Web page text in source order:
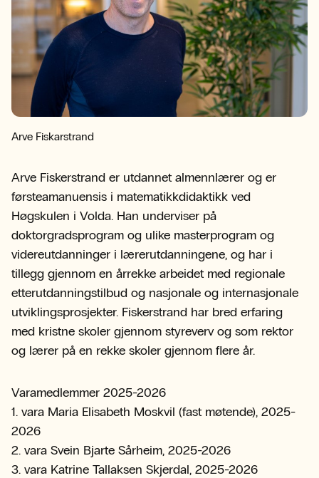
Arve Fiskarstrand
Arve Fiskerstrand er utdannet almennlærer og er
førsteamanuensis i matematikkdidaktikk ved
Høgskulen i Volda. Han underviser på
doktorgradsprogram og ulike masterprogram og
videreutdanninger i lærerutdanningene, og har i
tillegg gjennom en årrekke arbeidet med regionale
etterutdanningstilbud og nasjonale og internasjonale
utviklingsprosjekter. Fiskerstrand har bred erfaring
med kristne skoler gjennom styreverv og som rektor
og lærer på en rekke skoler gjennom flere år.
Varamedlemmer 2025-2026
1. vara Maria Elisabeth Moskvil (fast møtende), 2025-
2026
2. vara Svein Bjarte Sårheim, 2025-2026
3. vara Katrine Tallaksen Skjerdal, 2025-2026